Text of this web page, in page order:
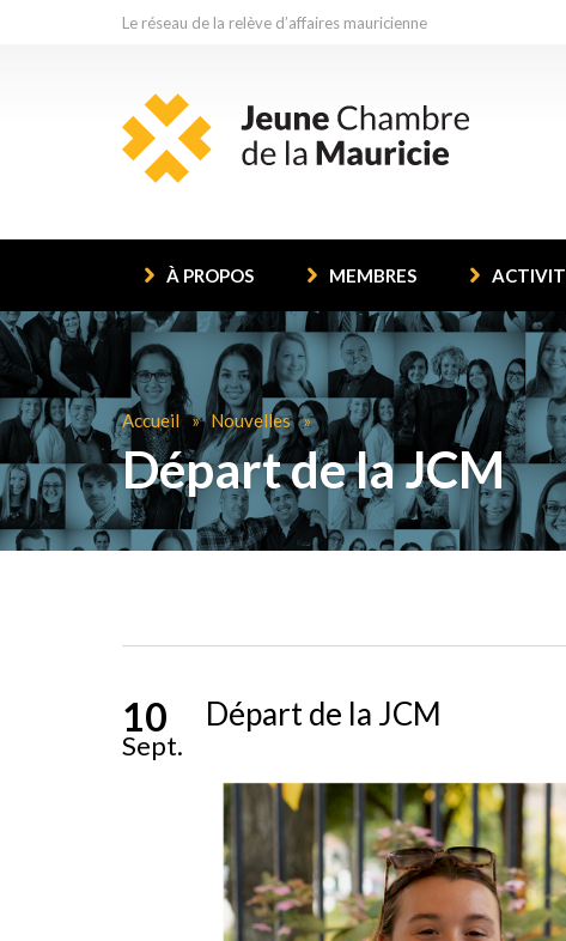
Le réseau de la relève d’affaires mauricienne
À PROPOS MEMBRES
Accueil Nouvelles
Départ de la JCM
Départ de la JCM
10
Sept.